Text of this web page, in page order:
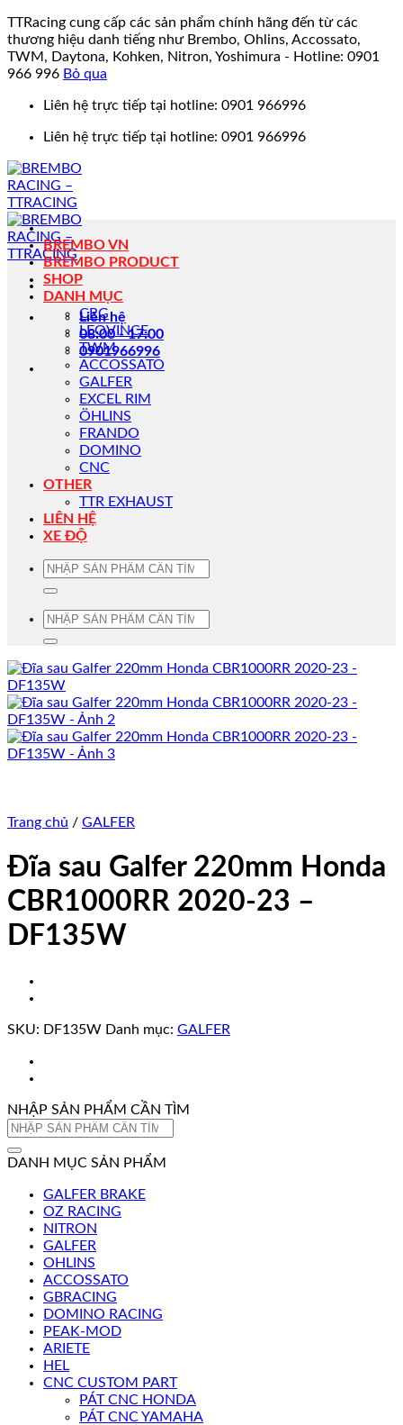
TTRacing cung cấp các sản phẩm chính hãng đến từ các
thương hiệu danh tiếng như Brembo, Ohlins, Accossato,
TWM, Daytona, Kohken, Nitron, Yoshimura - Hotline: 0901
966 996 Bỏ qua
Liên hệ trực tiếp tại hotline: 0901 966996
Liên hệ trực tiếp tại hotline: 0901 966996
Liên hệ
08:00 - 17:00
0901966996
BREMBO VN
BREMBO PRODUCT
SHOP
DANH MỤC
CRG
LEOVINCE
TWM
ACCOSSATO
GALFER
EXCEL RIM
ÖHLINS
FRANDO
DOMINO
CNC
OTHER
TTR EXHAUST
LIÊN HỆ
XE ĐỘ
Tìm
Tìm
Trang chủ / GALFER
Đĩa sau Galfer 220mm Honda
CBR1000RR 2020-23 –
DF135W
SKU: DF135W Danh mục: GALFER
NHẬP SẢN PHẨM CẦN TÌM
Tìm
DANH MỤC SẢN PHẨM
GALFER BRAKE
OZ RACING
NITRON
GALFER
OHLINS
ACCOSSATO
GBRACING
DOMINO RACING
PEAK-MOD
ARIETE
HEL
CNC CUSTOM PART
PÁT CNC HONDA
PÁT CNC YAMAHA